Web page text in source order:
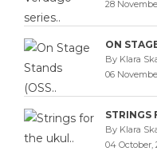
28
ON
By Klara
06
STRINGS
By Klara
04 October,